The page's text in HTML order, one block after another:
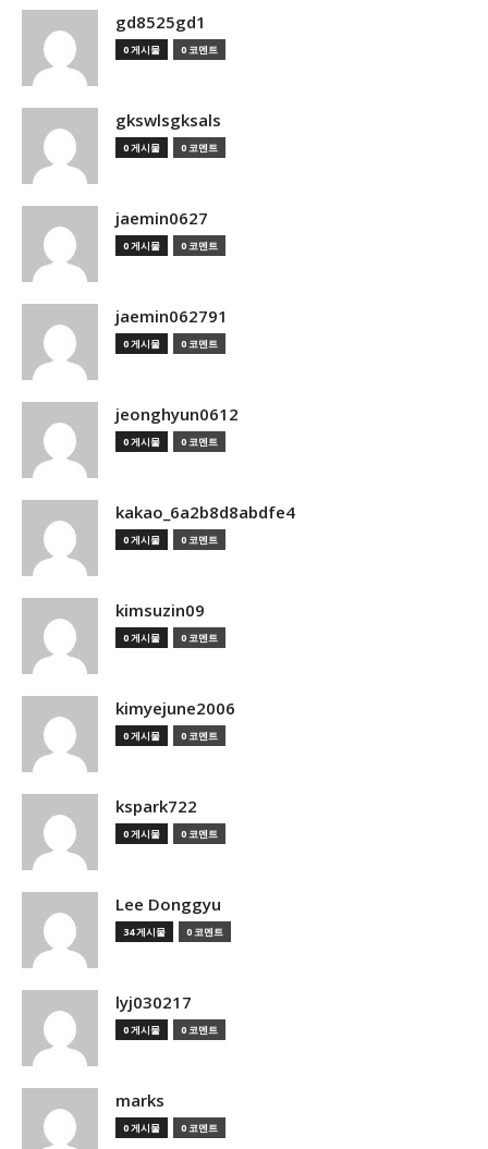
gd8525gd1
0 게시물 0 코멘트
gkswlsgksals
0 게시물 0 코멘트
jaemin0627
0 게시물 0 코멘트
jaemin062791
0 게시물 0 코멘트
jeonghyun0612
0 게시물 0 코멘트
kakao_6a2b8d8abdfe4
0 게시물 0 코멘트
kimsuzin09
0 게시물 0 코멘트
kimyejune2006
0 게시물 0 코멘트
kspark722
0 게시물 0 코멘트
Lee Donggyu
34 게시물 0 코멘트
lyj030217
0 게시물 0 코멘트
marks
0 게시물 0 코멘트